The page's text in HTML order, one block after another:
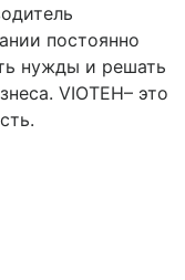
постоянно
нужды и решать
VIOTEH– это